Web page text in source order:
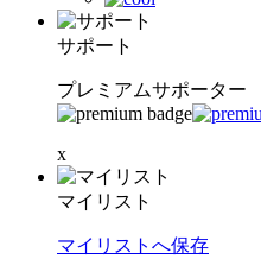
サポート
プレミアムサポーター
x
マイリスト
マイリストへ保存